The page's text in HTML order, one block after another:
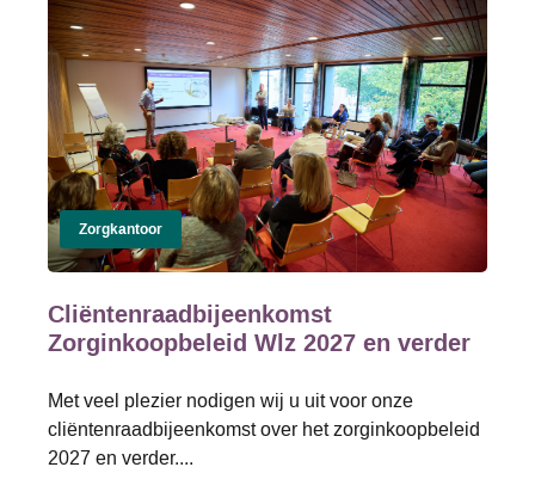
Zorgkantoor
Cliëntenraadbijeenkomst
Zorginkoopbeleid Wlz 2027 en verder
Met veel plezier nodigen wij u uit voor onze
cliëntenraadbijeenkomst over het zorginkoopbeleid
2027 en verder....